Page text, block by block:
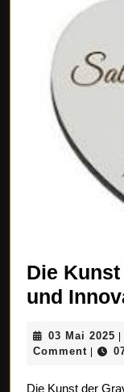
Die
und
03 Mai 2025 |
Comment |
Die Kunst der